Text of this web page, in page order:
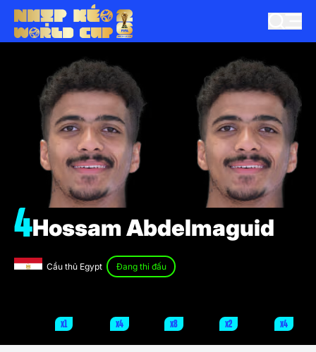
Cầu thủ Egypt Đang thi đấu
4Hossam Abdelmaguid
x1 x4 x8 x2 x4